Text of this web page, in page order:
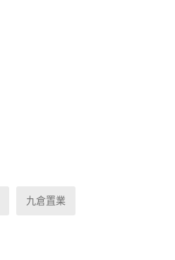
九倉置業